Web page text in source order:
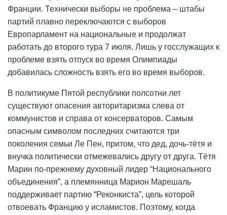
Франции. Технически выборы не проблема – штабы
партий плавно переключаются с выборов
Европарламент на национальные и продолжат
работать до второго тура 7 июля. Лишь у госслужащих к
проблеме взять отпуск во время Олимпиады
добавилась сложность взять его во время выборов.
В политикуме Пятой республики полсотни лет
существуют опасения авторитаризма слева от
коммунистов и справа от консерваторов. Самым
опасным символом последних считаются три
поколения семьи Ле Пен, притом, что дед, дочь-тётя и
внучка политически отмежевались другу от друга. Тётя
Марин по-прежнему духовный лидер “Национального
объединения”, а племянница Марион Марешаль
поддерживает партию “Реконкиста”, цель которой
отвоевать Францию у исламистов. Поэтому, когда